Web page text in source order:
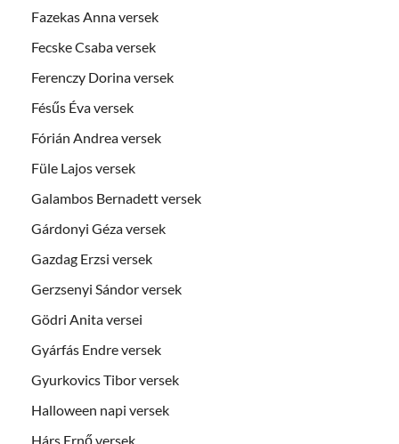
Fazekas Anna versek
Fecske Csaba versek
Ferenczy Dorina versek
Fésűs Éva versek
Fórián Andrea versek
Füle Lajos versek
Galambos Bernadett versek
Gárdonyi Géza versek
Gazdag Erzsi versek
Gerzsenyi Sándor versek
Gödri Anita versei
Gyárfás Endre versek
Gyurkovics Tibor versek
Halloween napi versek
Hárs Ernő versek